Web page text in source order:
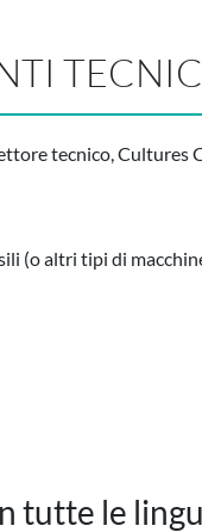
tecnico, Cultures
(o altri tipi di
tutte le